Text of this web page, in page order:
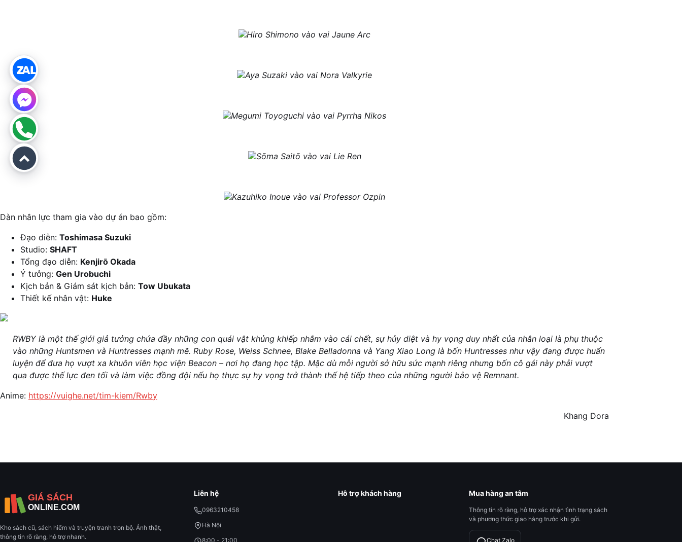
Hiro Shimono vào vai Jaune Arc
Aya Suzaki vào vai Nora Valkyrie
Megumi Toyoguchi vào vai Pyrrha Nikos
Sōma Saitō vào vai Lie Ren
Kazuhiko Inoue vào vai Professor Ozpin
Dàn nhân lực tham gia vào dự án bao gồm:
Đạo diễn: Toshimasa Suzuki
Studio: SHAFT
Tổng đạo diễn: Kenjirō Okada
Ý tưởng: Gen Urobuchi
Kịch bản & Giám sát kịch bản: Tow Ubukata
Thiết kế nhân vật: Huke
RWBY là một thế giới giả tưởng chứa đầy những con quái vật khủng khiếp nhắm vào cái chết, sự hủy diệt và hy vọng duy nhất của nhân loại là phụ thuộc
vào những Huntsmen và Huntresses mạnh mẽ. Ruby Rose, Weiss Schnee, Blake Belladonna và Yang Xiao Long là bốn Huntresses như vậy đang được huấn
luyện để đưa họ vượt xa khuôn viên học viện Beacon – nơi họ đang học tập. Mặc dù mỗi người sở hữu sức mạnh riêng nhưng bốn cô gái này phải vượt
qua được thế lực đen tối và làm việc đồng đội nếu họ thực sự hy vọng trở thành thế hệ tiếp theo của những người bảo vệ Remnant.
Anime: https://vuighe.net/tim-kiem/Rwby
Khang Dora
Kho sách cũ, sách hiếm và truyện tranh trọn bộ. Ảnh thật,
thông tin rõ ràng, hỗ trợ nhanh.
Liên hệ
0963210458
Hà Nội
8:00 - 21:00
Hỗ trợ khách hàng Mua hàng an tâm
Thông tin rõ ràng, hỗ trợ xác nhận tình trạng sách
và phương thức giao hàng trước khi gửi.
Chat Zalo